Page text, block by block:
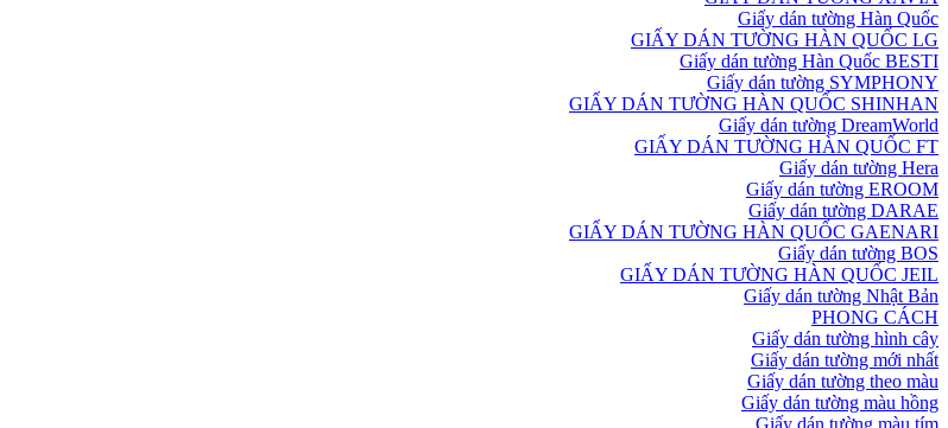
Giấy dán tường Hàn Quốc
GIẤY DÁN TƯỜNG HÀN QUỐC LG
Giấy dán tường Hàn Quốc BESTI
Giấy dán tường SYMPHONY
GIẤY DÁN TƯỜNG HÀN QUỐC SHINHAN
Giấy dán tường DreamWorld
GIẤY DÁN TƯỜNG HÀN QUỐC FT
Giấy dán tường Hera
Giấy dán tường EROOM
Giấy dán tường DARAE
GIẤY DÁN TƯỜNG HÀN QUỐC GAENARI
Giấy dán tường BOS
GIẤY DÁN TƯỜNG HÀN QUỐC JEIL
Giấy dán tường Nhật Bản
PHONG CÁCH
Giấy dán tường hình cây
Giấy dán tường mới nhất
Giấy dán tường theo màu
Giấy dán tường màu hồng
Giấy dán tường màu tím